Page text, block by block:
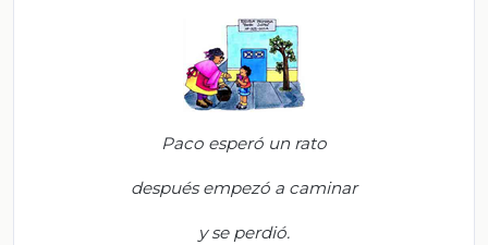
Paco esperó un rato
después empezó a caminar
y se perdió.